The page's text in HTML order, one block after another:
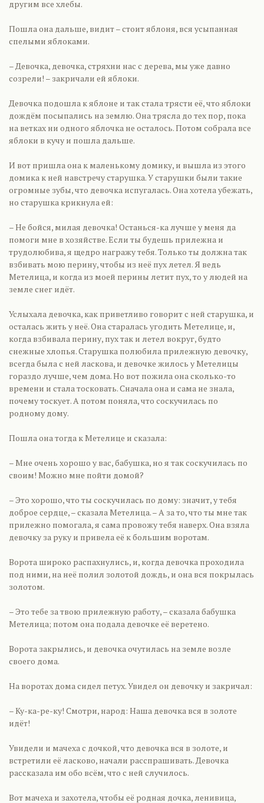
другим все хлебы.
Пошла она дальше, видит – стоит яблоня, вся усыпанная
спелыми яблоками.
– Девочка, девочка, стряхни нас с дерева, мы уже давно
созрели! – закричали ей яблоки.
Девочка подошла к яблоне и так стала трясти её, что яблоки
дождём посыпались на землю. Она трясла до тех пор, пока
на ветках ни одного яблочка не осталось. Потом собрала все
яблоки в кучу и пошла дальше.
И вот пришла она к маленькому домику, и вышла из этого
домика к ней навстречу старушка. У старушки были такие
огромные зубы, что девочка испугалась. Она хотела убежать,
но старушка крикнула ей:
– Не бойся, милая девочка! Останься-ка лучше у меня да
помоги мне в хозяйстве. Если ты будешь прилежна и
трудолюбива, я щедро награжу тебя. Только ты должна так
взбивать мою перину, чтобы из неё пух летел. Я ведь
Метелица, и когда из моей перины летит пух, то у людей на
земле снег идёт.
Услыхала девочка, как приветливо говорит с ней старушка, и
осталась жить у неё. Она старалась угодить Метелице, и,
когда взбивала перину, пух так и летел вокруг, будто
снежные хлопья. Старушка полюбила прилежную девочку,
всегда была с ней ласкова, и девочке жилось у Метелицы
гораздо лучше, чем дома. Но вот пожила она сколько-то
времени и стала тосковать. Сначала она и сама не знала,
почему тоскует. А потом поняла, что соскучилась по
родному дому.
Пошла она тогда к Метелице и сказала:
– Мне очень хорошо у вас, бабушка, но я так соскучилась по
своим! Можно мне пойти домой?
– Это хорошо, что ты соскучилась по дому: значит, у тебя
доброе сердце, – сказала Метелица. – А за то, что ты мне так
прилежно помогала, я сама провожу тебя наверх. Она взяла
девочку за руку и привела её к большим воротам.
Ворота широко распахнулись, и, когда девочка проходила
под ними, на неё полил золотой дождь, и она вся покрылась
золотом.
– Это тебе за твою прилежную работу, – сказала бабушка
Метелица; потом она подала девочке её веретено.
Ворота закрылись, и девочка очутилась на земле возле
своего дома.
На воротах дома сидел петух. Увидел он девочку и закричал:
– Ку-ка-ре-ку! Смотри, народ: Наша девочка вся в золоте
идёт!
Увидели и мачеха с дочкой, что девочка вся в золоте, и
встретили её ласково, начали расспрашивать. Девочка
рассказала им обо всём, что с ней случилось.
Вот мачеха и захотела, чтобы её родная дочка, ленивица,